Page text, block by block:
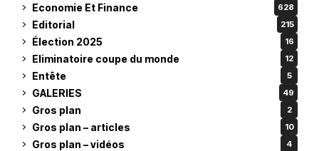
Economie Et Finance 628
Editorial 215
Élection 2025 16
Eliminatoire coupe du monde 12
Entête 5
GALERIES 49
Gros plan 2
Gros plan – articles 10
Gros plan – vidéos 4